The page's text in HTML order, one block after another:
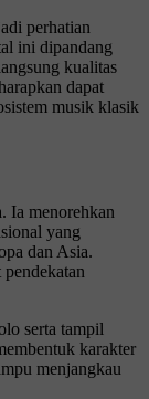
perhatian
ini dipandang
kualitas
dapat
musik klasik
Ia menorehkan
yang
dan Asia.
serta tampil
karakter
menjangkau